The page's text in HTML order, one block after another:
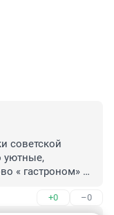
советской
уютные,
« гастроном»
+0 –0